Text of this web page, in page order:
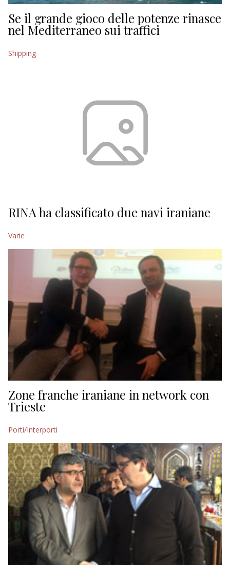
Se il grande gioco delle potenze rinasce
nel Mediterraneo sui traffici
Shipping
RINA ha classificato due navi iraniane
Varie
Zone franche iraniane in network con
Trieste
Porti/Interporti